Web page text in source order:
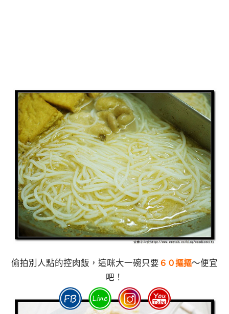
偷拍別人點的控肉飯，這咪大一碗只要 ６０摳摳～便宜
吧！